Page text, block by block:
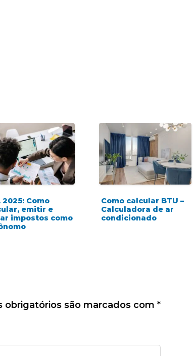
2025: Como
emitir e
impostos como
Como calcular BTU –
Calculadora de ar
condicionado
obrigatórios são marcados com *